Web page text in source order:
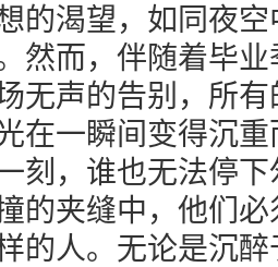
的渴望，如同夜
然而，伴随着毕
无声的告别，所
在一瞬间变得沉
刻，谁也无法停
的夹缝中，他们
的人。无论是沉